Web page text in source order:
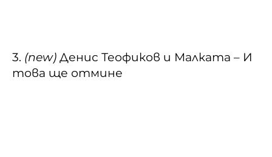
3. (new) Денис Теофиков и Малката – И
това ще отмине